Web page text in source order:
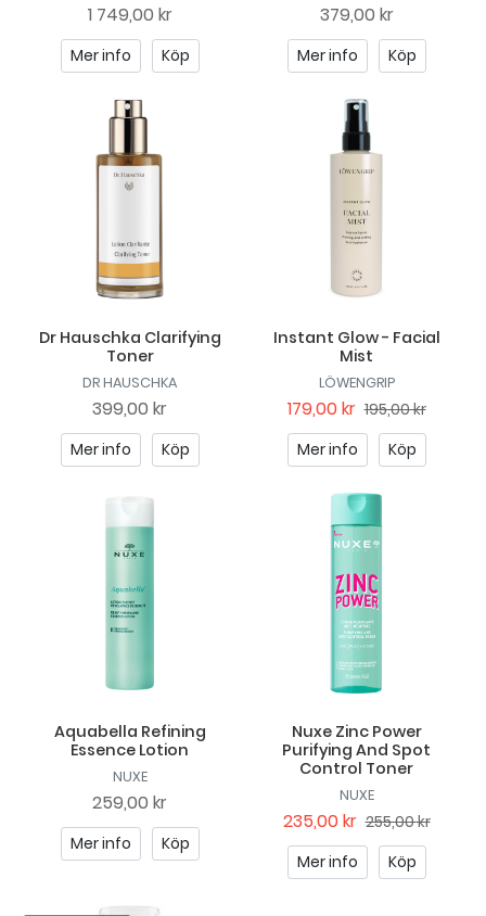
1 749,00 kr
Mer info Köp
379,00 kr
Mer info Köp
Dr Hauschka Clarifying
Toner
DR HAUSCHKA
399,00 kr
Mer info Köp
Instant Glow - Facial
Mist
LÖWENGRIP
179,00 kr 195,00 kr
Mer info
Köp
Aquabella Refining
Essence Lotion
NUXE
259,00 kr
Mer info Köp
Nuxe Zinc Power
Purifying And Spot
Control Toner
NUXE
235,00 kr 255,00 kr
Mer info
Köp